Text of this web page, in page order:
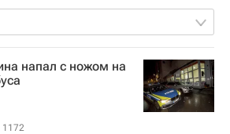
напал с ножом на
1172